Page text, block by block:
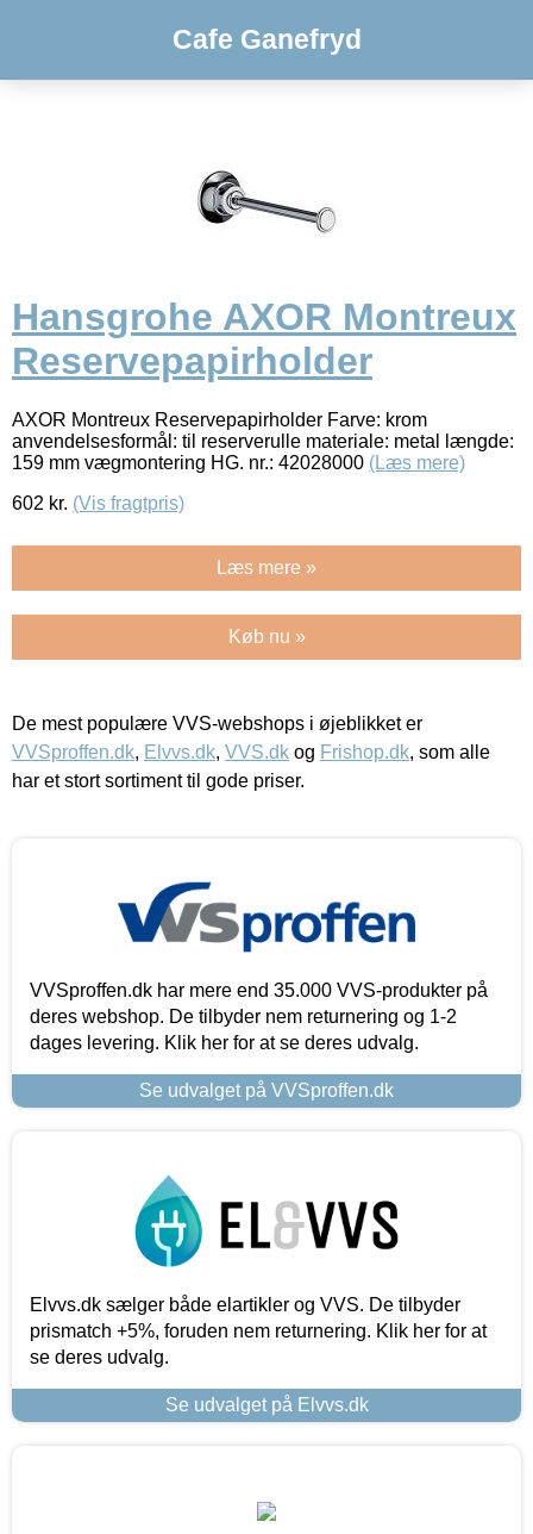
Cafe Ganefryd
Hansgrohe AXOR Montreux
Reservepapirholder
AXOR Montreux Reservepapirholder Farve: krom
anvendelsesformål: til reserverulle materiale: metal længde:
159 mm vægmontering HG. nr.: 42028000 (Læs mere)
602 kr. (Vis fragtpris)
Læs mere »
Køb nu »
De mest populære VVS-webshops i øjeblikket er
VVSproffen.dk, Elvvs.dk, VVS.dk og Frishop.dk, som alle
har et stort sortiment til gode priser.
VVSproffen.dk har mere end 35.000 VVS-produkter på
deres webshop. De tilbyder nem returnering og 1-2
dages levering. Klik her for at se deres udvalg.
Se udvalget på VVSproffen.dk
Elvvs.dk sælger både elartikler og VVS. De tilbyder
prismatch +5%, foruden nem returnering. Klik her for at
se deres udvalg.
Se udvalget på Elvvs.dk